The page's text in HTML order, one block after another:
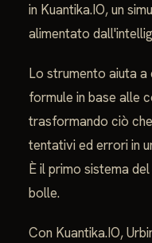
in Kuantika.IO, un
alimentato
Lo strumento aiuta
formule in base alle
trasformando ciò
tentativi ed errori in
È il primo sistema
bolle.
Con Kuantika.IO,